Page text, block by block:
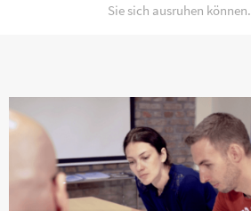
Sie sich ausruhen können.